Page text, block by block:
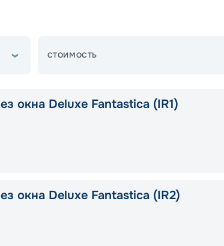
СТОИМОСТЬ
окна Deluxe Fantastica (IR1)
окна Deluxe Fantastica (IR2)